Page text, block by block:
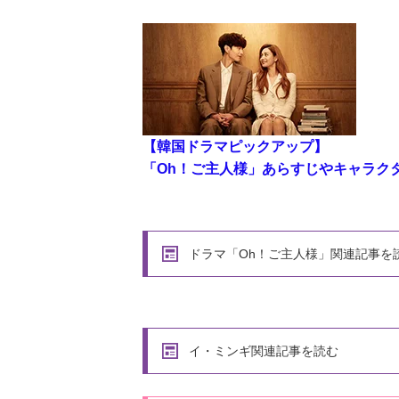
【韓国ドラマピックアップ】
「Oh！ご主人様」あらすじやキャラク
ドラマ「Oh！ご主人様」関連記事を
イ・ミンギ関連記事を読む